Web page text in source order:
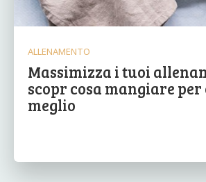
ALLENAMENTO
Massimizza i tuoi
scopr cosa mangiare
meglio